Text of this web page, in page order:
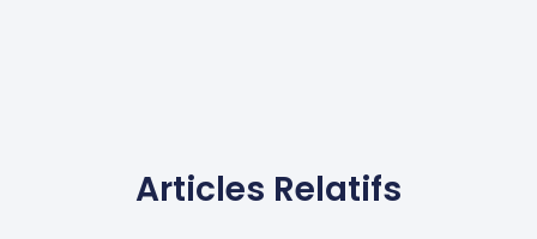
Articles Relatifs